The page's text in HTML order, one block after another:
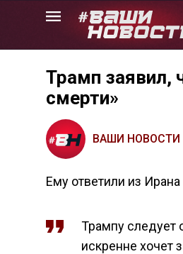
Skip
Трамп заявил,
смерти»
ВАШИ НОВОСТИ
Ему ответили из Ирана
Трампу следует
искренне хочет